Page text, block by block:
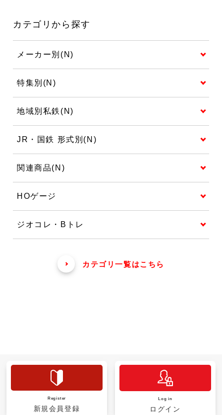
カテゴリから探す
メーカー別(N)
特集別(N)
地域別私鉄(N)
JR・国鉄 形式別(N)
関連商品(N)
HOゲージ
ジオコレ・Bトレ
カテゴリ一覧はこちら
Register
新規会員登録
Log in
ログイン